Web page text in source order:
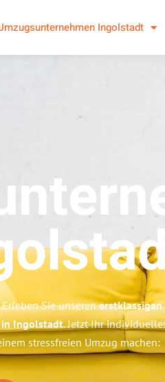
Ingolstadt
Sie unserenerstklassigen
in Ingolstadt. Jetzt Ihr
stressfreien Umzug machen: